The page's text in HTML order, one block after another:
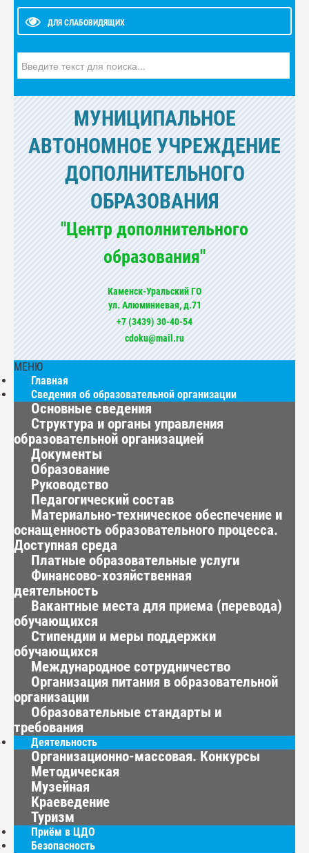
ДЛЯ СЛАБОВИДЯЩИХ
МУНИЦИПАЛЬНОЕ
АВТОНОМНОЕ УЧРЕЖДЕНИЕ
ДОПОЛНИТЕЛЬНОГО
ОБРАЗОВАНИЯ
"Центр дополнительного
образования"
Каменск-Уральский ГО
ул. Алюминиевая, д.71
+7 (3439) 30-40-54
cdoku@mail.ru
МЕНЮ
Главная
Сведения об образовательной организации
Основные сведения
Структура и органы управления
образовательной организацией
Документы
Образование
Руководство
Педагогический состав
Материально-техническое обеспечение и
оснащенность образовательного процесса.
Доступная среда
Платные образовательные услуги
Финансово-хозяйственная
деятельность
Вакантные места для приема (перевода)
обучающихся
Стипендии и меры поддержки
обучающихся
Международное сотрудничество
Организация питания в образовательной
организации
Образовательные стандарты и
требования
Деятельность
Организационно-массовая. Конкурсы
Методическая
Музейная
Краеведение
Туризм
Приём в ЦДО
Безопасность